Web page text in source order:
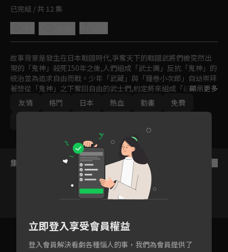
已完結 / 共 12 集
故事背景是發生在日本戰國時代,爭奪天下的戰國武將們被突然出
現的「鬼神」殺死150年之後,人們組成「武士團」反抗「鬼神」的
統治並為追求自由而戰。少年「武藏」與「鐘卷小次郎」自幼崇拜
著想從「鬼神」之下奪回自由的武士們,約定將來組成「最強的武
士團」。
顯示更多
友情
格鬥 日本 熱血 動畫
免費
集數列表
7 8 9
立即登入享受會員權益
登入會員解決看劇各種惱人的事，我們為會員提供了